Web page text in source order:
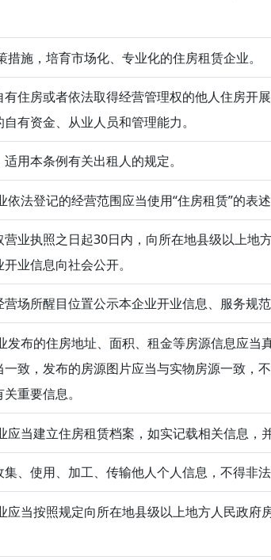
施，培育市场化、专业化的住房租赁企业。
住房或者依法取得经营管理权的他人住房开
有资金、从业人员和管理能力。
用本条例有关出租人的规定。
法登记的经营范围应当使用“住房租赁”的表述
业执照之日起30日内，向所在地县级以上地
业信息向社会公开。
场所醒目位置公示本企业开业信息、服务规范
布的住房地址、面积、租金等房源信息应当
致，发布的房源图片应当与实物房源一致，
重要信息。
当建立住房租赁档案，如实记载相关信息，
、使用、加工、传输他人个人信息，不得非
当按照规定向所在地县级以上地方人民政府